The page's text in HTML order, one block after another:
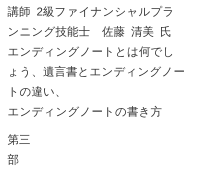
講師 2級ファイナンシャルプラ
ンニング技能士 佐藤 清美 氏
エンディングノートとは何でし
ょう、遺言書とエンディングノー
トの違い、
エンディングノートの書き方
第三
部